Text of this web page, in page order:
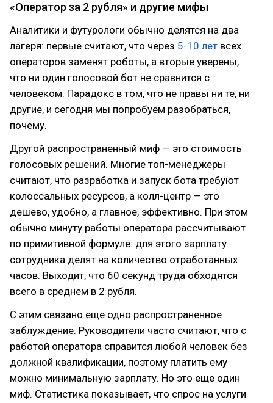
«Оператор за 2 рубля» и другие мифы
Аналитики и футурологи обычно делятся на два
лагеря: первые считают, что через 5-10 лет всех
операторов заменят роботы, а вторые уверены,
что ни один голосовой бот не сравнится с
человеком. Парадокс в том, что не правы ни те, ни
другие, и сегодня мы попробуем разобраться,
почему.
Другой распространенный миф — это стоимость
голосовых решений. Многие топ-менеджеры
считают, что разработка и запуск бота требуют
колоссальных ресурсов, а колл-центр — это
дешево, удобно, а главное, эффективно. При этом
обычно минуту работы оператора рассчитывают
по примитивной формуле: для этого зарплату
сотрудника делят на количество отработанных
часов. Выходит, что 60 секунд труда обходятся
всего в среднем в 2 рубля.
С этим связано еще одно распространенное
заблуждение. Руководители часто считают, что с
работой оператора справится любой человек без
должной квалификации, поэтому платить ему
можно минимальную зарплату. Но это еще один
миф. Статистика показывает, что спрос на услуги